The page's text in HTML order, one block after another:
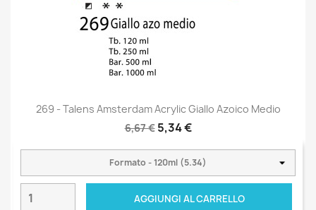
269 - Talens Amsterdam Acrylic Giallo Azoico Medio
6,67 € 5,34 €
AGGIUNGI AL CARRELLO